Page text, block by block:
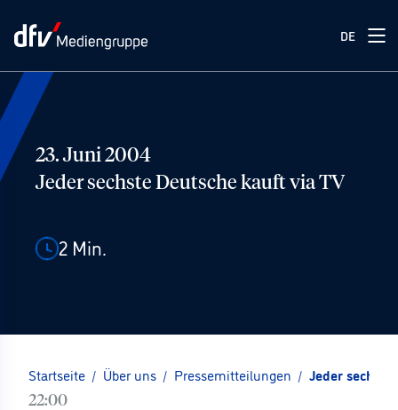
DE
23. Juni 2004
Jeder sechste Deutsche kauft via TV
2 Min.
Startseite / Über uns / Pressemitteilungen / Jeder sechste
22:00